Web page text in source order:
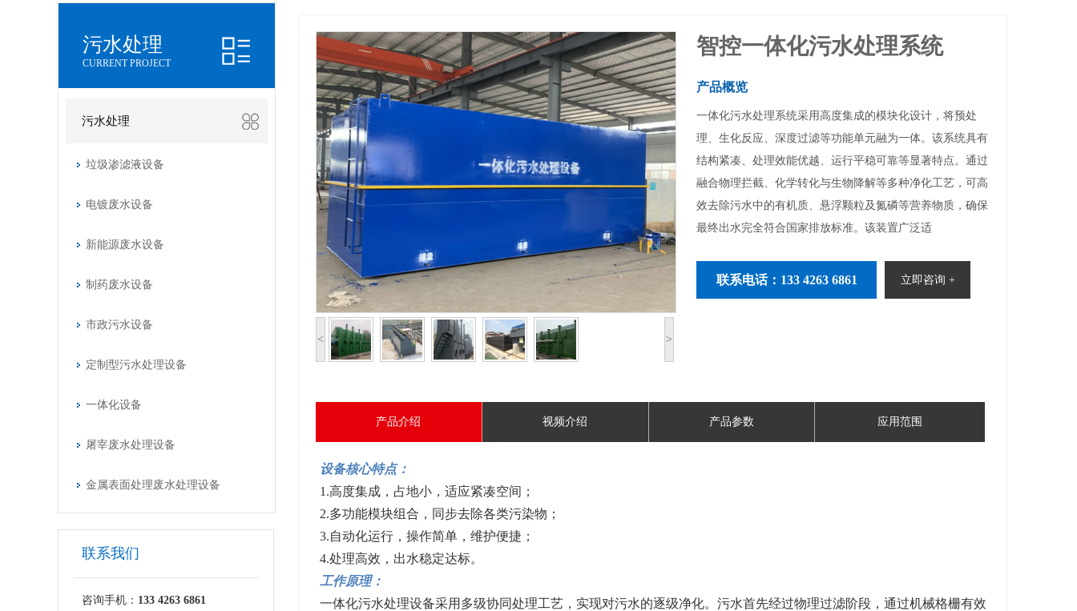
污水处理
CURRENT PROJECT
污水处理
垃圾渗滤液设备
电镀废水设备
新能源废水设备
制药废水设备
市政污水设备
定制型污水处理设备
一体化设备
屠宰废水处理设备
金属表面处理废水处理设备
联系我们
咨询手机： 133 4263 6861
< >
智控一体化污水处理系统
产品概览
一体化污水处理系统采用高度集成的模块化设计，将预处
理、生化反应、深度过滤等功能单元融为一体。该系统具有
结构紧凑、处理效能优越、运行平稳可靠等显著特点。通过
融合物理拦截、化学转化与生物降解等多种净化工艺，可高
效去除污水中的有机质、悬浮颗粒及氮磷等营养物质，确保
最终出水完全符合国家排放标准。该装置广泛适
联系电话：133 4263 6861 立即咨询 +
产品介绍 视频介绍 产品参数 应用范围
设备核心特点：
1.高度集成，占地小，适应紧凑空间；
2.多功能模块组合，同步去除各类污染物；
3.自动化运行，操作简单，维护便捷；
4.处理高效，出水稳定达标。
工作原理：
一体化污水处理设备采用多级协同处理工艺，实现对污水的逐级净化。污水首先经过物理过滤阶段，通过机械格栅有效